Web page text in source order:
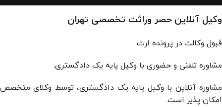
وکیل آنلاین حصر وراثت تخصصی تهران
قبول وکالت در پرونده ارث.
مشاوره تلفنی و حضوری با وکیل پایه یک دادگستری.
مشاوره آنلاین با وکیل پایه یک دادگستری، توسط وکلای متخصص
امکان پذیر است.